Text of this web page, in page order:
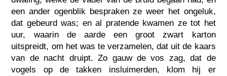
een ander ogenblik bespraken ze weer het ongeluk,
dat gebeurd was; en al pratende kwamen ze tot het
uur, waarin de aarde een groot zwart karton
uitspreidt, om het was te verzamelen, dat uit de kaars
van de nacht druipt. Zo gauw de vos zag, dat de
vogels op de takken insluimerden, klom hij er